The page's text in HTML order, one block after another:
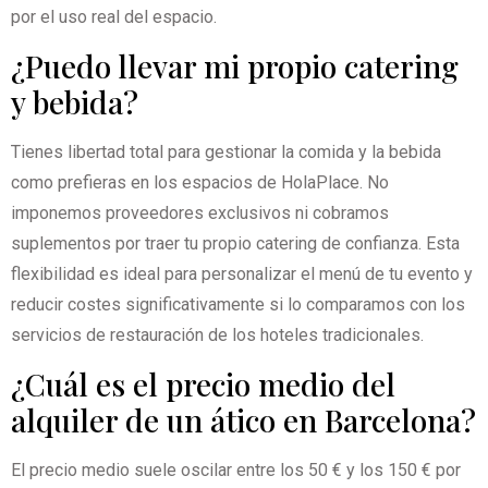
por el uso real del espacio.
¿Puedo llevar mi propio catering
y bebida?
Tienes libertad total para gestionar la comida y la bebida
como prefieras en los espacios de HolaPlace. No
imponemos proveedores exclusivos ni cobramos
suplementos por traer tu propio catering de confianza. Esta
flexibilidad es ideal para personalizar el menú de tu evento y
reducir costes significativamente si lo comparamos con los
servicios de restauración de los hoteles tradicionales.
¿Cuál es el precio medio del
alquiler de un ático en Barcelona?
El precio medio suele oscilar entre los 50 € y los 150 € por